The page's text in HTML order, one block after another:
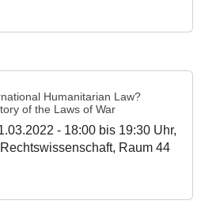
Humanitarian Law?
of the Laws of War
- 18:00 bis 19:30 Uhr,
Raum 44